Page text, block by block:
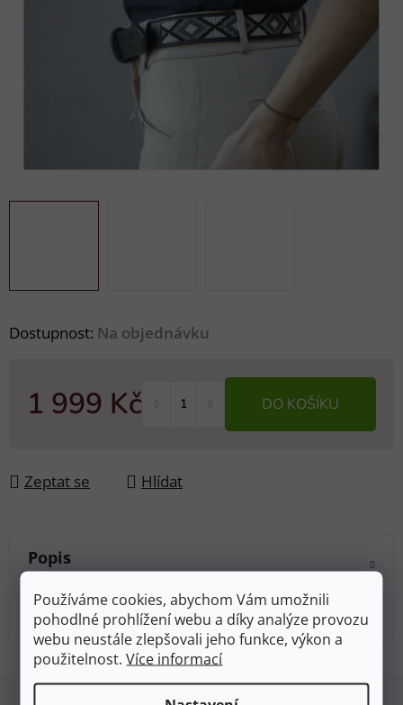
Používáme cookies, abychom Vám umožnili
pohodlné prohlížení webu a díky analýze provozu
webu neustále zlepšovali jeho funkce, výkon a
použitelnost.Více informací
Dostupnost: Na objednávku
1 999 Kč DO KOŠÍKU
Zeptat se Hlídat
Popis
Diskuze